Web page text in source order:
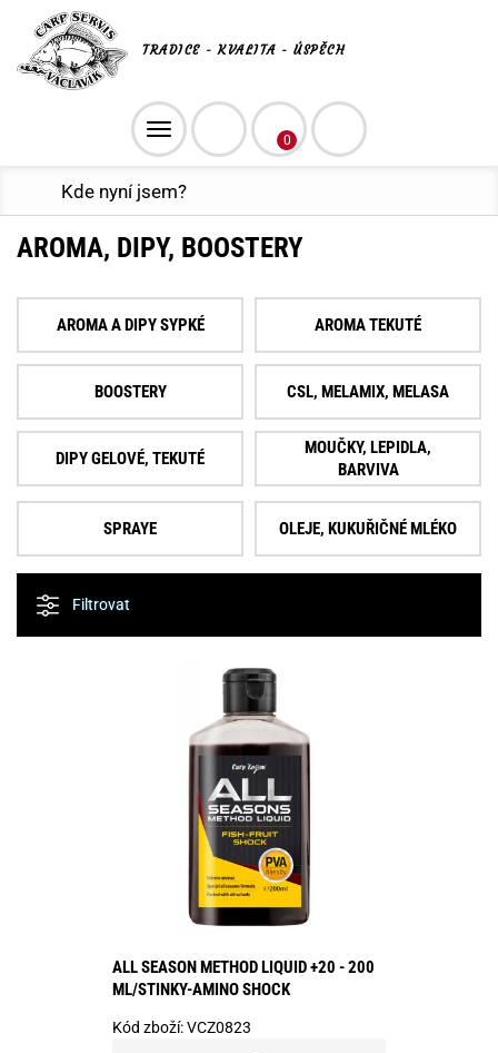
TRADICE - KVALITA - ÚSPĚCH
Toggle
navigation
0
Kde nyní jsem?
AROMA, DIPY, BOOSTERY
AROMA A DIPY SYPKÉ AROMA TEKUTÉ
BOOSTERY CSL, MELAMIX, MELASA
DIPY GELOVÉ, TEKUTÉ
MOUČKY, LEPIDLA,
BARVIVA
SPRAYE OLEJE, KUKUŘIČNÉ MLÉKO
Filtrovat
ALL SEASON METHOD LIQUID +20 - 200
ML/STINKY-AMINO SHOCK
Kód zboží:VCZ0823